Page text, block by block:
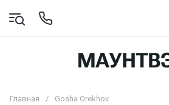
Главная / Gosha Orekhov